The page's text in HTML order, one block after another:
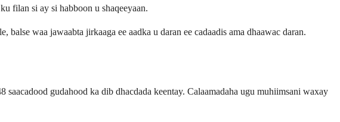
filan si ay si habboon u shaqeeyaan.
waa jawaabta jirkaaga ee aadka u daran ee cadaadis ama dhaawac daran.
gudahood ka dib dhacdada keentay. Calaamadaha ugu muhiimsani waxay